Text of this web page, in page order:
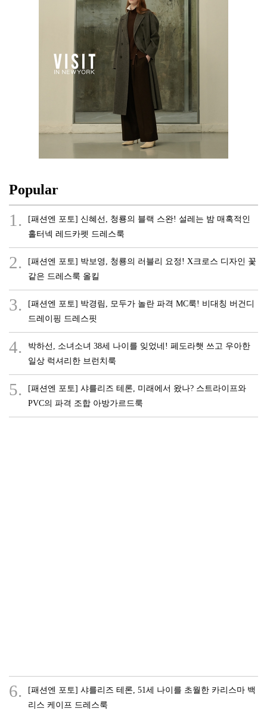
Popular
1.
[패션엔 포토] 신혜선, 청룡의 블랙 스완! 설레는 밤 매혹적인
홀터넥 레드카펫 드레스룩
2.
[패션엔 포토] 박보영, 청룡의 러블리 요정! X크로스 디자인 꽃
같은 드레스룩 올킬
3.
[패션엔 포토] 박경림, 모두가 놀란 파격 MC룩! 비대칭 버건디
드레이핑 드레스핏
4.
박하선, 소녀소녀 38세 나이를 잊었네! 페도라햇 쓰고 우아한
일상 럭셔리한 브런치룩
5.
[패션엔 포토] 샤를리즈 테론, 미래에서 왔나? 스트라이프와
PVC의 파격 조합 아방가르드룩
6.
[패션엔 포토] 샤를리즈 테론, 51세 나이를 초월한 카리스마 백
리스 케이프 드레스룩